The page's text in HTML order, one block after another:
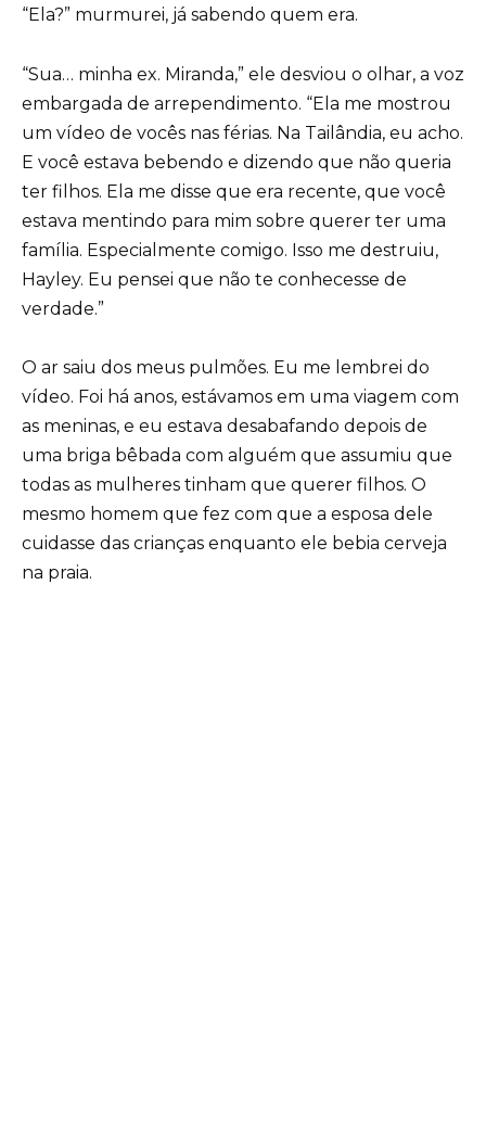
“Ela?” murmurei, já sabendo quem era.
“Sua… minha ex. Miranda,” ele desviou o olhar, a voz
embargada de arrependimento. “Ela me mostrou
um vídeo de vocês nas férias. Na Tailândia, eu acho.
E você estava bebendo e dizendo que não queria
ter filhos. Ela me disse que era recente, que você
estava mentindo para mim sobre querer ter uma
família. Especialmente comigo. Isso me destruiu,
Hayley. Eu pensei que não te conhecesse de
verdade.”
O ar saiu dos meus pulmões. Eu me lembrei do
vídeo. Foi há anos, estávamos em uma viagem com
as meninas, e eu estava desabafando depois de
uma briga bêbada com alguém que assumiu que
todas as mulheres tinham que querer filhos. O
mesmo homem que fez com que a esposa dele
cuidasse das crianças enquanto ele bebia cerveja
na praia.